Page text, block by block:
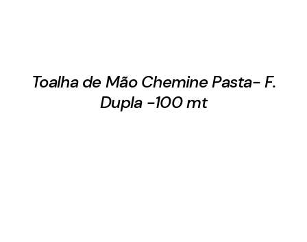
Toalha de Mão Chemine Pasta- F.
Dupla -100 mt